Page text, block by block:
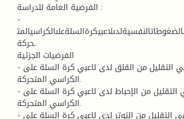
الفرضية العامة للدراسة :
-
حركة..
الفرضيات الجزئية
- للألعاب شبه رياضية دور في التقليل من القلق لدى لاعبي كرة السلة على
الكراسي المتحركة.
- للألعاب شبه رياضية دور في التقليل من الإحباط لدى لاعبي كرة السلة على
الكراسي المتحركة.
- للألعاب شبه رياضية دور في التقليل من التوتر لدى لاعبي كرة السلة على